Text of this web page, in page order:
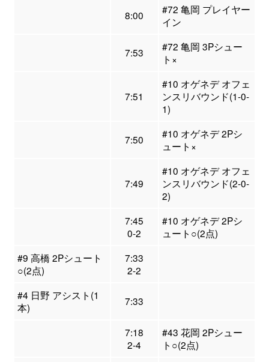
8:00
#72 亀岡 プレイヤー
イン
7:53
#72 亀岡 3Pシュー
ト×
7:51
#10 オゲネデ オフェ
ンスリバウンド(1-0-
1)
7:50
#10 オゲネデ 2Pシ
ュート×
7:49
#10 オゲネデ オフェ
ンスリバウンド(2-0-
2)
7:45
0-2
#10 オゲネデ 2Pシ
ュート○(2点)
#9 高橋 2Pシュート
○(2点)
7:33
2-2
#4 日野 アシスト(1
本)
7:33
7:18
2-4
#43 花岡 2Pシュー
ト○(2点)